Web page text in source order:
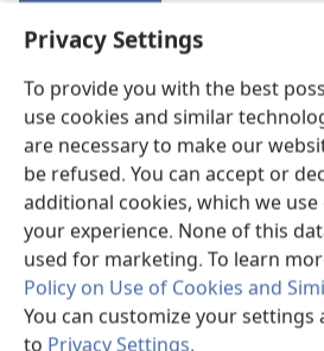
Privacy Settings
To provide you with the best
use cookies and similar
are necessary to make our
be refused. You can accept or
additional cookies, which we
your experience. None of this
used for marketing. To learn
Policy on Use of Cookies and
You can customize your settings
इस प्रकाशन की कॉपीराइट
Copyright©2026Watch Tower Bible and
Pennsylvania.
इस्तेमाल की शर्तें|गोपनीयता नीति| PRIVACY